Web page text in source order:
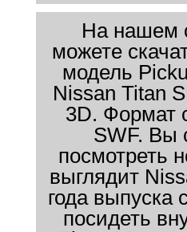
На нашем
можете
модель
Nissan Titan
3D. Формат
SWF. Вы
посмотреть
выглядит
года выпуска
посидеть